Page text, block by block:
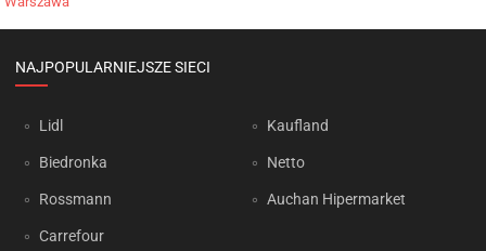
NAJPOPULARNIEJSZE SIECI
Lidl
Biedronka
Rossmann
Carrefour
Kaufland
Netto
Auchan Hipermarket